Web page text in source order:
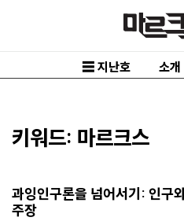
로
☰ 지난호 소개
키워드: 마르크스
과잉인구론을 넘어서기: 인구
주장